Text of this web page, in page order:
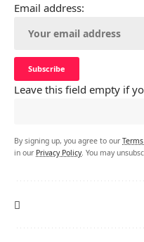
Email address:
Leave this field empty if
By signing up, you agree to our
in our Privacy Policy. You may